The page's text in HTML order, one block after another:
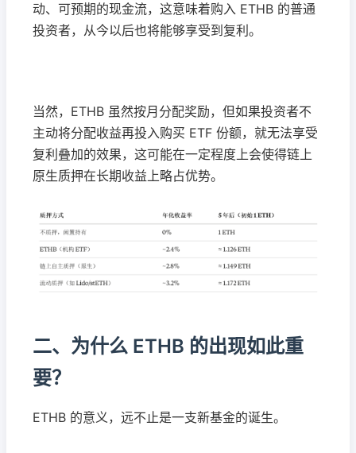
动、可预期的现金流，这意味着购入 ETHB 的普通
投资者，从今以后也将能够享受到复利。
当然，ETHB 虽然按月分配奖励，但如果投资者不
主动将分配收益再投入购买 ETF 份额，就无法享受
复利叠加的效果，这可能在一定程度上会使得链上
原生质押在长期收益上略占优势。
二、为什么 ETHB 的出现如此重
要？
ETHB 的意义，远不止是一支新基金的诞生。